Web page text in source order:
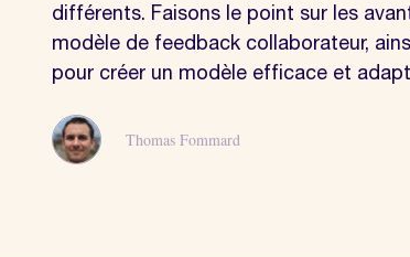
différents. Faisons le point sur les
modèle de feedback collaborateur,
pour créer un modèle efficace et
Thomas Fommard